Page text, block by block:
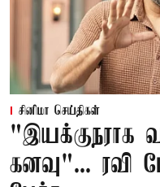
சினிமா செய்திகள்
"இயக்குநராக
கனவு"... ரவி